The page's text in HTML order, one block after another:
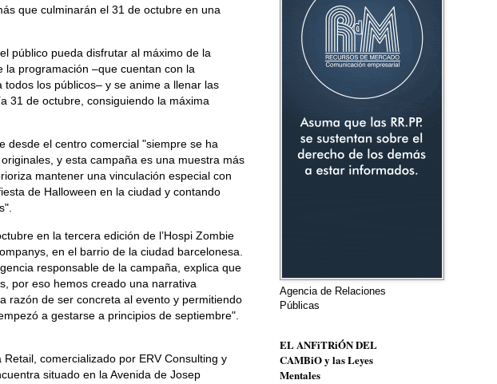
que culminarán el 31 de octubre en una
público pueda disfrutar al máximo de la
la programación –que cuentan con la
los públicos– y se anime a llenar las
31 de octubre, consiguiendo la máxima
desde el centro comercial "siempre se ha
y esta campaña es una muestra más
mantener una vinculación especial con
de Halloween en la ciudad y contando
en la tercera edición de l’Hospi Zombie
en el barrio de la ciudad barcelonesa.
responsable de la campaña, explica que
por eso hemos creado una narrativa
razón de ser concreta al evento y permitiendo
a gestarse a principios de septiembre".
comercializado por ERV Consulting y
situado en la Avenida de Josep
Agencia de Relaciones
Públicas
EL ANFiTRiÓN DEL
CAMBiO y las Leyes
Mentales